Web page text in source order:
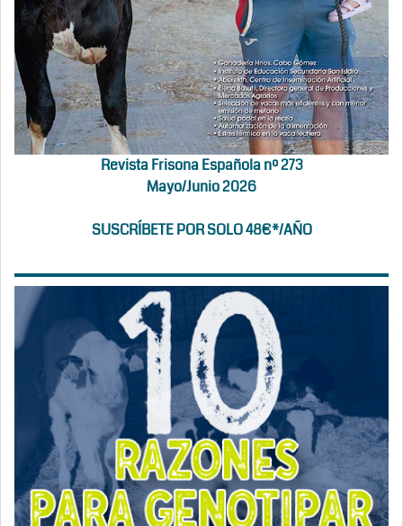
Revista Frisona Española nº 273
Mayo/Junio 2026
SUSCRÍBETE POR SOLO 48€*/AÑO